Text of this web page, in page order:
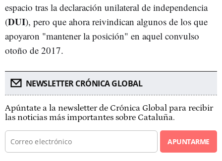
espacio tras la declaración unilateral de independencia
(DUI), pero que ahora reivindican algunos de los que
apoyaron "mantener la posición" en aquel convulso
otoño de 2017.
NEWSLETTER CRÓNICA GLOBAL
Apúntate a la newsletter de Crónica Global para recibir
las noticias más importantes sobre Cataluña.
APUNTARME